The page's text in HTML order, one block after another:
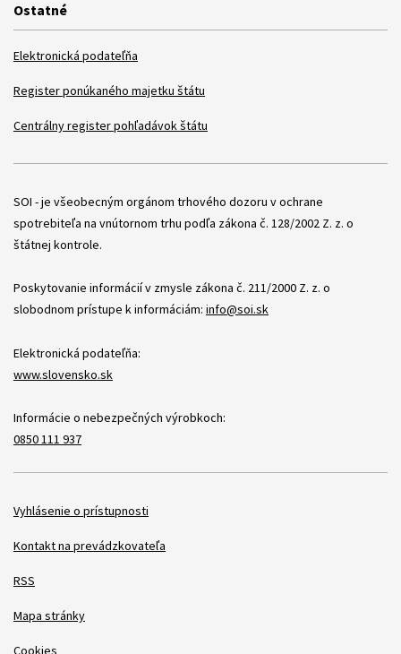
Ostatné
Elektronická podateľňa
Register ponúkaného majetku štátu
Centrálny register pohľadávok štátu
Položky
SOI - je všeobecným orgánom trhového dozoru v ochrane
spotrebiteľa na vnútornom trhu podľa zákona č. 128/2002 Z. z. o
štátnej kontrole.
Poskytovanie informácií v zmysle zákona č. 211/2000 Z. z. o
slobodnom prístupe k informáciám: info@soi.sk
Elektronická podateľňa:
www.slovensko.sk
Informácie o nebezpečných výrobkoch:
0850 111 937
Položky
Vyhlásenie o prístupnosti
Kontakt na prevádzkovateľa
RSS
Mapa stránky
Cookies